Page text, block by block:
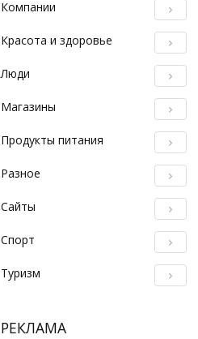
Компании
Красота и здоровье
Люди
Магазины
Продукты питания
Разное
Сайты
Спорт
Туризм
РЕКЛАМА